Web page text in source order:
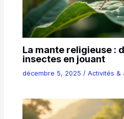
La mante religieuse :
insectes en jouant
décembre 5, 2025/Activités &